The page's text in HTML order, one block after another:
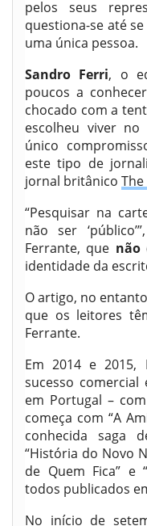
pelos seus
questiona-se até
uma única pessoa.
Sandro Ferri, o
poucos a
chocado com a
escolheu viver
único
este tipo de
jornal britânico
“Pesquisar na
não ser
Ferrante, que não
identidade da
O artigo, no
que os leitores
Ferrante.
Em 2014 e 2015,
sucesso
em Portugal –
começa com “A
conhecida saga
“História do Novo
de Quem Fica” e
todos publicados
No início de